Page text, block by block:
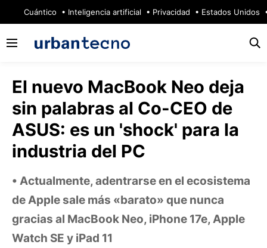
Cuántico Inteligencia artificial Privacidad Estados Unidos
El nuevo MacBook Neo deja
sin palabras al Co-CEO de
ASUS: es un 'shock' para la
industria del PC
Actualmente, adentrarse en el ecosistema
de Apple sale más «barato» que nunca
gracias al MacBook Neo, iPhone 17e, Apple
Watch SE y iPad 11